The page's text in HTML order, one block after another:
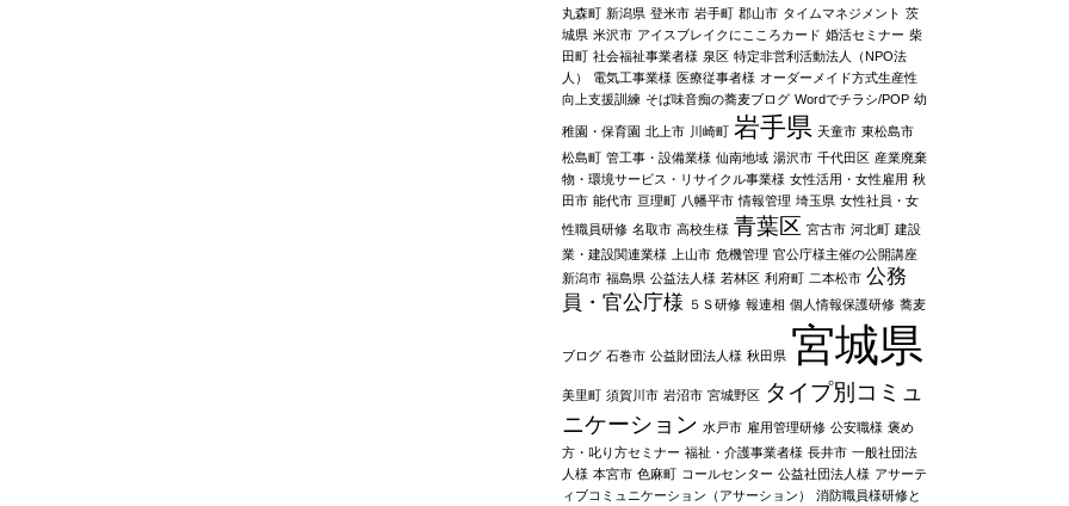
丸森町 新潟県 登米市 岩手町 郡山市 タイムマネジメント 茨
城県 米沢市 アイスブレイクにこころカード 婚活セミナー 柴
田町 社会福祉事業者様 泉区 特定非営利活動法人（NPO法
人）
電気工事業様 医療従事者様 オーダーメイド方式生産性
向上支援訓練 そば味音痴の蕎麦ブログ Wordでチラシ/POP 幼
稚園・保育園 北上市 川崎町 岩手県 天童市 東松島市
松島町 管工事・設備業様 仙南地域 湯沢市 千代田区 産業廃棄
物・環境サービス・リサイクル事業様 女性活用・女性雇用 秋
田市 能代市 亘理町 八幡平市 情報管理 埼玉県 女性社員・女
性職員研修 名取市 高校生様 青葉区 宮古市 河北町 建設
業・建設関連業様
上山市 危機管理 官公庁様主催の公開講座
新潟市 福島県 公益法人様 若林区 利府町 二本松市 公務
員・官公庁様
５Ｓ研修 報連相 個人情報保護研修 蕎麦
ブログ 石巻市 公益財団法人様 秋田県 宮城県
美里町 須賀川市 岩沼市 宮城野区 タイプ別コミュ
ニケーション 水戸市 雇用管理研修 公安職様 褒め
方・叱り方セミナー 福祉・介護事業者様 長井市 一般社団法
人様 本宮市 色麻町 コールセンター 公益社団法人様 アサーテ
ィブコミュニケーション（アサーション）
消防職員様研修と